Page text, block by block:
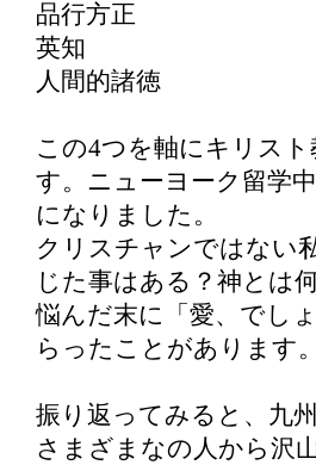
品行方正
英知
人間的諸徳
この4つを軸にキリス
す。ニューヨーク留学
になりました。
クリスチャンではない
じた事はある？神とは
悩んだ末に「愛、でし
らったことがあります。
振り返ってみると、九
さまざまなの人から沢